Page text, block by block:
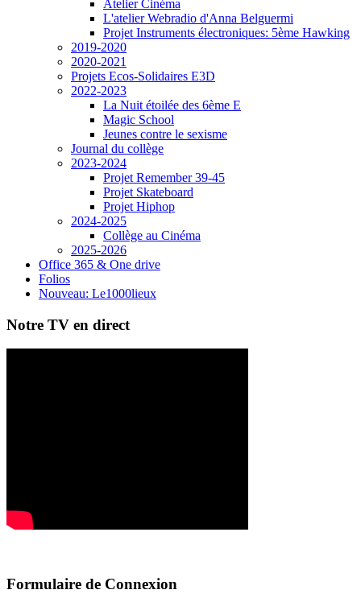
Atelier Cinéma
L'atelier Webradio d'Anna Belguermi
Projet Instruments électroniques: 5ème Hawking
2019-2020
2020-2021
Projets Ecos-Solidaires E3D
2022-2023
La Nuit étoilée des 6ème E
Magic School
Jeunes contre le sexisme
Journal du collège
2023-2024
Projet Remember 39-45
Projet Skateboard
Projet Hiphop
2024-2025
Collège au Cinéma
2025-2026
Office 365 & One drive
Folios
Nouveau: Le1000lieux
Notre TV en direct
Formulaire de Connexion